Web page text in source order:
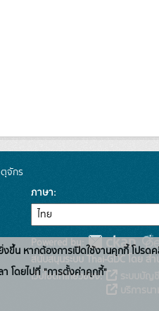
จักร
ภาษา
Powered by:
สนับสนุนระบบ Thai-GDC โดย ส
เว็บไซต์ที่เกี่ยวข้อง:
ระบบบัญชี
บริการนา
งขึ้น หากต้องการเปิดใช้งานคุกกี้ โปร
โดยไปที่ "การตั้งค่าคุกกี้"